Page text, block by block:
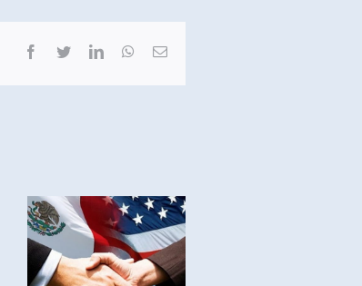
Facebook
TwitterLinkedInWhatsApp
Correo